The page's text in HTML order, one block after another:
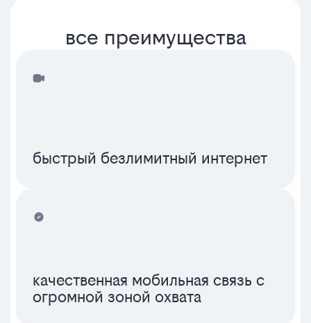
все преимущества
быстрый безлимитный интернет
качественная мобильная связь с
огромной зоной охвата